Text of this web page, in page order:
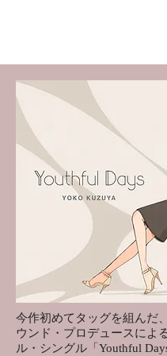
今作初めてタッグを組んだ
ウンド・プロデュースによ
ル・シングル「Youthful